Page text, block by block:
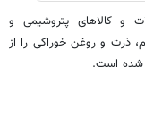
و کالاهای پتروشیمی و
ذرت و روغن خوراکی را از
شده است.